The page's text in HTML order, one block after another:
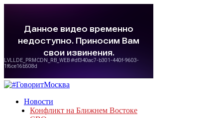
Новости
Конфликт на Ближнем Востоке